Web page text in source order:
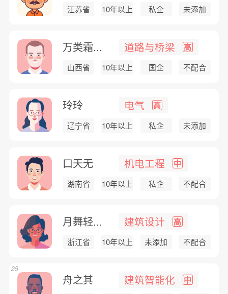
江苏省 10年以上 私企 未添加
万类霜... 道路与桥梁 高
山西省 10年以上 国企 不配合
玲玲 电气 高
辽宁省 10年以上 私企 未添加
口天无 机电工程 中
湖南省 10年以上 私企 不配合
月舞轻... 建筑设计 高
浙江省 10年以上 未添加 不配合
舟之其 建筑智能化 中
25